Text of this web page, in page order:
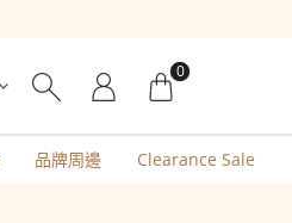
0
品牌周邊 Clearance Sale